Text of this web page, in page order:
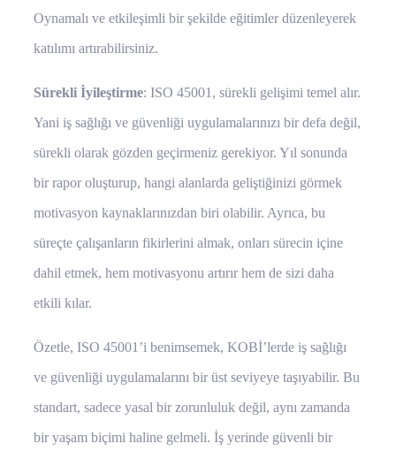
Oynamalı ve etkileşimli bir şekilde eğitimler düzenleyerek
katılımı artırabilirsiniz.
Sürekli İyileştirme: ISO 45001, sürekli gelişimi temel alır.
Yani iş sağlığı ve güvenliği uygulamalarınızı bir defa değil,
sürekli olarak gözden geçirmeniz gerekiyor. Yıl sonunda
bir rapor oluşturup, hangi alanlarda geliştiğinizi görmek
motivasyon kaynaklarınızdan biri olabilir. Ayrıca, bu
süreçte çalışanların fikirlerini almak, onları sürecin içine
dahil etmek, hem motivasyonu artırır hem de sizi daha
etkili kılar.
Özetle, ISO 45001’i benimsemek, KOBİ’lerde iş sağlığı
ve güvenliği uygulamalarını bir üst seviyeye taşıyabilir. Bu
standart, sadece yasal bir zorunluluk değil, aynı zamanda
bir yaşam biçimi haline gelmeli. İş yerinde güvenli bir